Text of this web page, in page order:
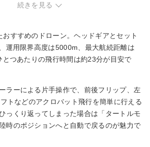
続きを見る
すすめのドローン。ヘッドギアとセット
運用限界高度は5000m、最大航続距離は
つあたりの飛行時間は約23分が目安で
ラーによる片手操作で、前後フリップ、左
トなどのアクロバット飛行を簡単に行える
っくり返ってしまった場合は「タートルモ
時のポジションへと自動で戻るのが魅力で